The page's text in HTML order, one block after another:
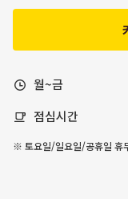
월~금
점심시간
※ 토요일/일요일/공휴일 휴